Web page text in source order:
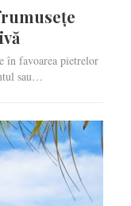
în favoarea pietrelor
sau…